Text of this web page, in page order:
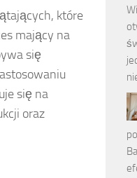
które
mający na
się
się na
oraz